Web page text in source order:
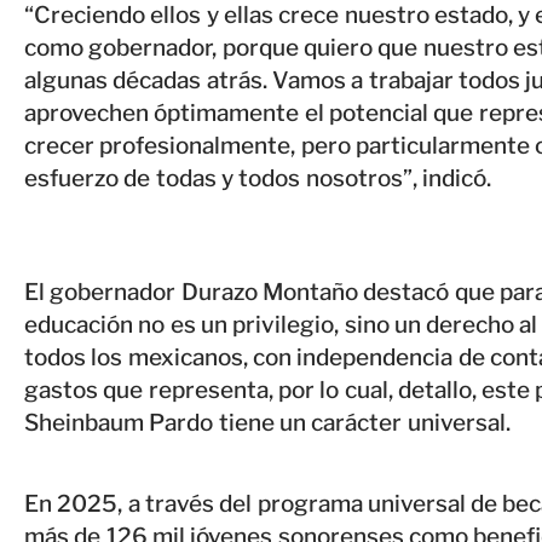
“Creciendo ellos y ellas crece nuestro estado, y
como gobernador, porque quiero que nuestro
algunas décadas atrás. Vamos a trabajar todos
aprovechen óptimamente el potencial que
crecer profesionalmente, pero particularmente
esfuerzo de todas y todos nosotros”, indicó.
El gobernador Durazo Montaño destacó que
educación no es un privilegio, sino un derecho
todos los mexicanos, con independencia de
gastos que representa, por lo cual, detallo, este
Sheinbaum Pardo tiene un carácter universal.
En 2025, a través del programa universal de